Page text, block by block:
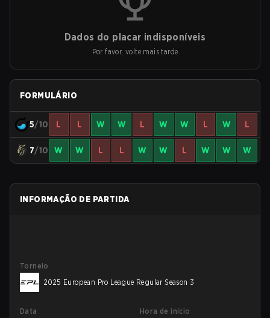
Dados do placar indisponíveis
Por favor, volte mais tarde
FORMULÁRIO
5/10 L L W W L W W L W L
7/10 W W L L W W L W W W
INFORMAÇÃO DE PARTIDA
Torneio
2025 European Pro League Regular Season 3
Data
Hora de início